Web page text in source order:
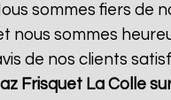
sommes fiers de
nous sommes
de nos clients
Frisquet La Colle